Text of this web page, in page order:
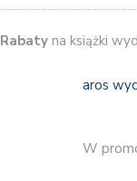
Rabaty na książki
W